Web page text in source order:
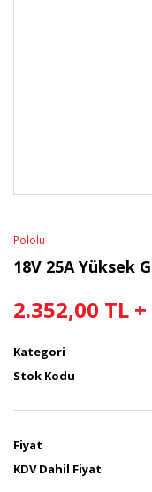
Pololu
18V 25A Yüksek
2.352,00 TL +
Kategori
Stok Kodu
Fiyat
KDV Dahil Fiyat